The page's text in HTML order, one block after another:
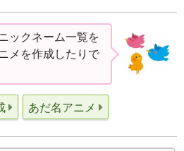
ックネーム一覧を
メを作成したりで
あだ名アニメ